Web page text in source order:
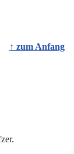
↑ zum Anfang